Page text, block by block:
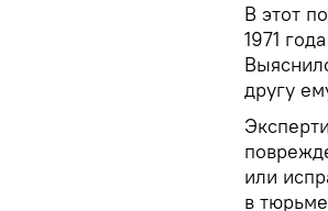
В этот
1971
другу
или
в